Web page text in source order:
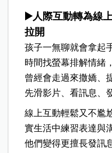
▶️人際互動轉為線
拉開
孩子一無聊就會拿起
時間找螢幕排解情緒
曾經會走過來撒嬌、
先滑影片、看訊息、
線上互動輕鬆又不尷
實生活中練習表達與
他們變得更擅長發訊